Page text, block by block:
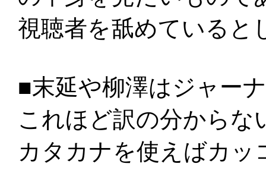
視聴者を舐めていると
■末延や柳澤はジャー
これほど訳の分からな
カタカナを使えばカ